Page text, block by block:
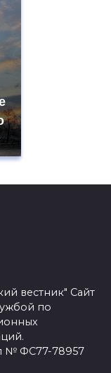
вестник" Сайт
по
№ ФС77-78957